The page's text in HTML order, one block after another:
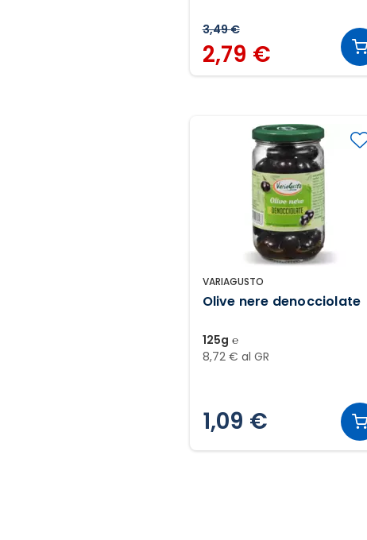
3,49 €
2,79 €
VARIAGUSTO
Olive nere denocciolate
125g ℮
8,72 € al GR
1,09 €